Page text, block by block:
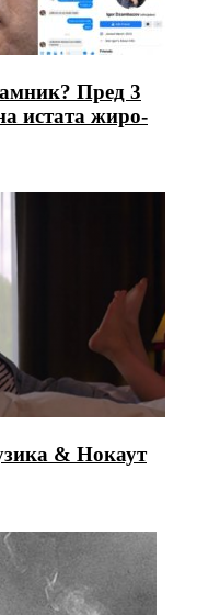
Пред 3
истата жиро-
& Нокаут